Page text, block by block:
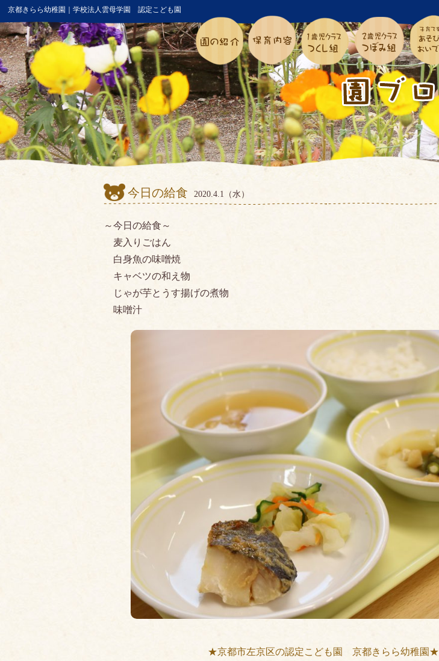
京都きらら幼稚園｜学校法人雲母学園 認定こども園
今日の給食 2020.4.1（水）
～今日の給食～
麦入りごはん
白身魚の味噌焼
キャベツの和え物
じゃが芋とうす揚げの煮物
味噌汁
★京都市左京区の認定こども園 京都きらら幼稚園★